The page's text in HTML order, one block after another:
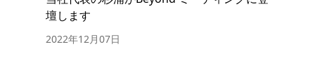
壇します
2022年12月07日